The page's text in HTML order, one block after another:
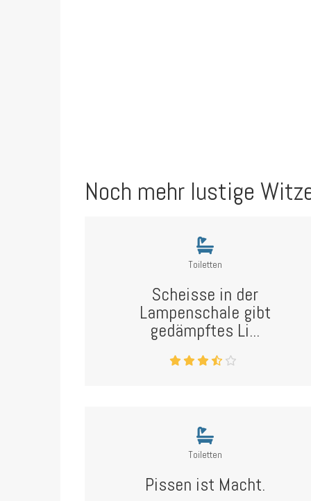
Noch mehr lustige
Toiletten
Scheisse in der
Lampenschale gibt
gedämpftes Li...
Toiletten
Pissen ist Macht.